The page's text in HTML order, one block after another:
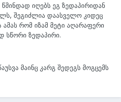
იღებს ეგ ზედაპირიდან
შეგიძლია დაასველო კიდეც
რომ იზამ მეტი აღარაფერი
სწორი ზედაპირი.
მაინც კარგ შედეგს მოგცემს